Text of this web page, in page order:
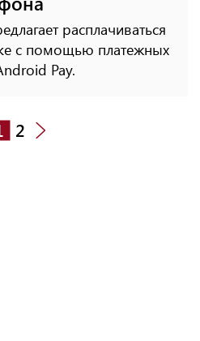
расплачиваться
с помощью платежных
Pay.
2